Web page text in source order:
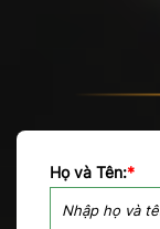
Họ và Tên:*